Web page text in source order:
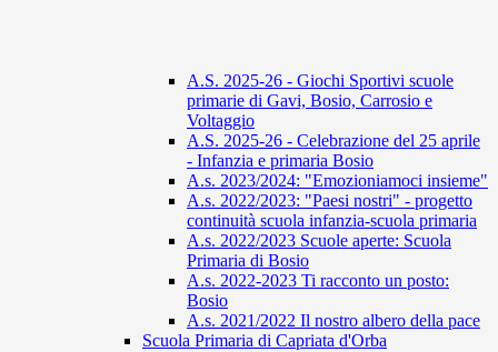
A.S. 2025-26 - Giochi Sportivi scuole
primarie di Gavi, Bosio, Carrosio e
Voltaggio
A.S. 2025-26 - Celebrazione del 25 aprile
- Infanzia e primaria Bosio
A.s. 2023/2024: "Emozioniamoci insieme"
A.s. 2022/2023: "Paesi nostri" - progetto
continuità scuola infanzia-scuola primaria
A.s. 2022/2023 Scuole aperte: Scuola
Primaria di Bosio
A.s. 2022-2023 Ti racconto un posto:
Bosio
A.s. 2021/2022 Il nostro albero della pace
Scuola Primaria di Capriata d'Orba